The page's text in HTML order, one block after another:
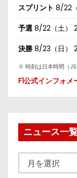
スプリント 8/22
予選 8/22（土）
決勝 8/23（日）
※ 時刻は日本時間（
F1公式インフォ
ニュース一
ュ